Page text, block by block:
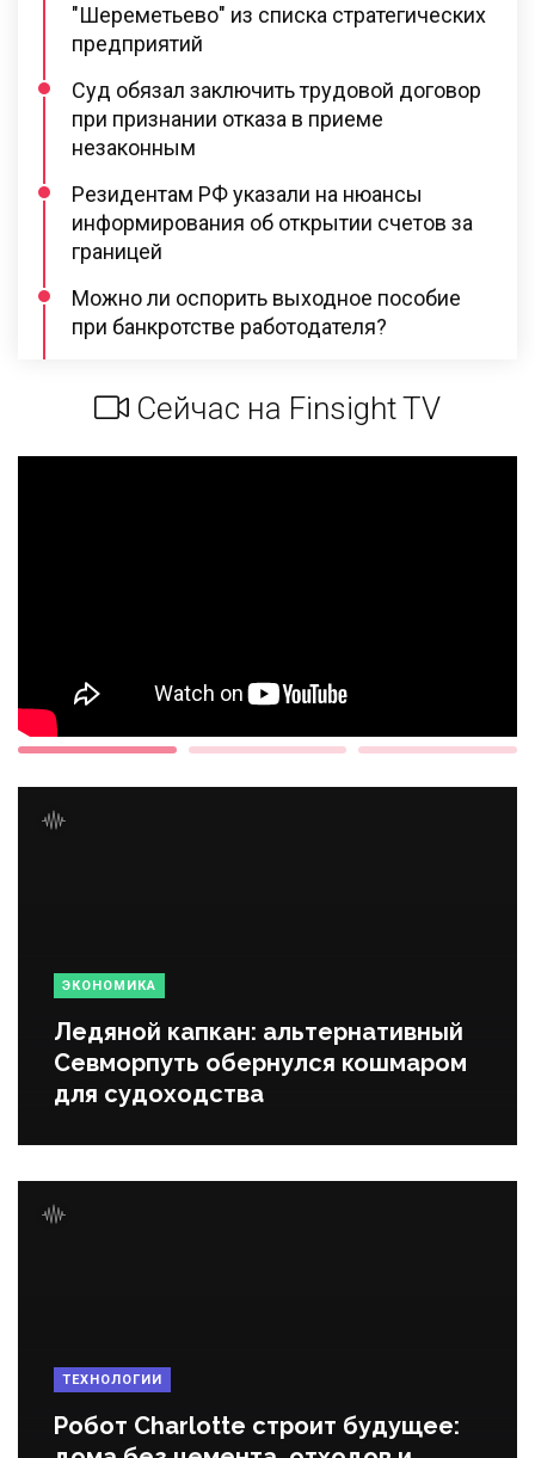
"Шереметьево" из списка стратегических
предприятий
Суд обязал заключить трудовой договор
при признании отказа в приеме
незаконным
Резидентам РФ указали на нюансы
информирования об открытии счетов за
границей
Можно ли оспорить выходное пособие
при банкротстве работодателя?
Сейчас на Finsight TV
ЭКОНОМИКА
Ледяной капкан: альтернативный
Севморпуть обернулся кошмаром
для судоходства
ТЕХНОЛОГИИ
Робот Charlotte строит будущее: